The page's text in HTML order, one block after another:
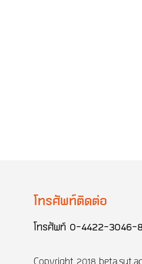
โทรศัพท์ติดต่อ
โทรศัพท์ 0-4422-3046-8
Copyright 2018